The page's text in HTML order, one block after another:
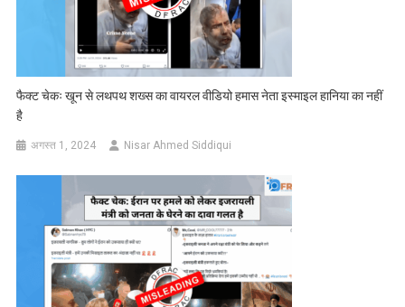
फैक्ट चेकः खून से लथपथ शख्स का वायरल वीडियो हमास नेता इस्माइल हानिया का नहीं
है
अगस्त 1, 2024 Nisar Ahmed Siddiqui